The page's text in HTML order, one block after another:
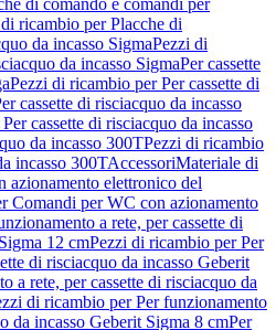
di comando e comandi per
ricambio per Placche di
da incasso SigmaPezzi di
da incasso SigmaPer cassette
Pezzi di ricambio per Per cassette di
cassette di risciacquo da incasso
cassette di risciacquo da incasso
da incasso 300TPezzi di ricambio
incasso 300TAccessoriMateriale di
azionamento elettronico del
Comandi per WC con azionamento
a rete, per cassette di
12 cmPezzi di ricambio per Per
di risciacquo da incasso Geberit
a rete, per cassette di risciacquo da
di ricambio per Per funzionamento
da incasso Geberit Sigma 8 cmPer